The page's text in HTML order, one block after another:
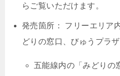
らご覧いただけます。
発売箇所： フリーエリア
どりの窓口、びゅうプラ
五能線内の「みどりの